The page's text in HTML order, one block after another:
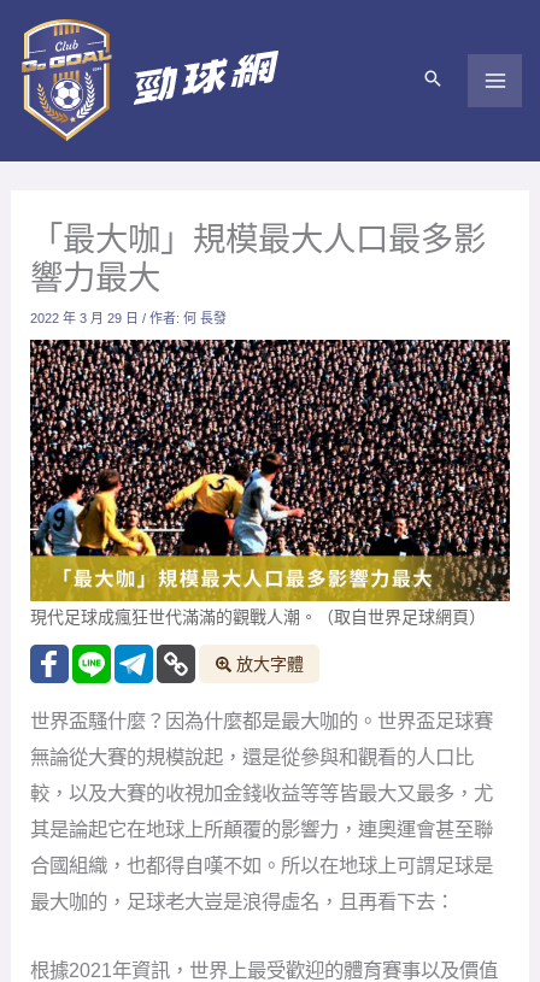
內
「最大咖」規模最大人口最多影
響力最大
2022 年 3 月 29 日/ 作者:何 長發
現代足球成瘋狂世代滿滿的觀戰人潮。（取自世界足球網頁）
放大字體
世界盃騷什麼？因為什麼都是最大咖的。世界盃足球賽
無論從大賽的規模說起，還是從參與和觀看的人口比
較，以及大賽的收視加金錢收益等等皆最大又最多，尤
其是論起它在地球上所顛覆的影響力，連奧運會甚至聯
合國組織，也都得自嘆不如。所以在地球上可謂足球是
最大咖的，足球老大豈是浪得虛名，且再看下去：
根據2021年資訊，世界上最受歡迎的體育賽事以及價值